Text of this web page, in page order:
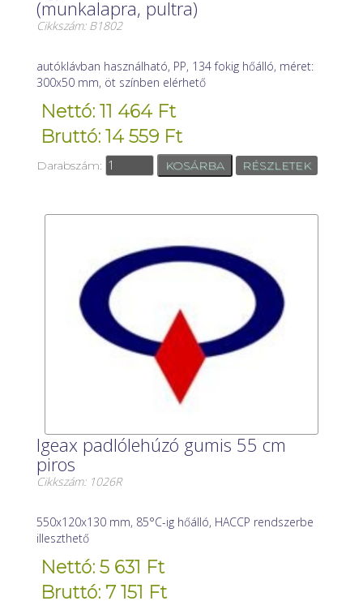
(munkalapra, pultra)
Cikkszám: B1802
autóklávban használható, PP, 134 fokig hőálló, méret:
300x50 mm, öt színben elérhető
Nettó: 11 464 Ft
Bruttó: 14 559 Ft
Darabszám: RÉSZLETEK
Igeax padlólehúzó gumis 55 cm
piros
Cikkszám: 1026R
550x120x130 mm, 85°C-ig hőálló, HACCP rendszerbe
illeszthető
Nettó: 5 631 Ft
Bruttó: 7 151 Ft